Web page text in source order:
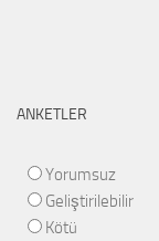
ANKETLER
Yorumsuz
Geliştirilebilir
Kötü